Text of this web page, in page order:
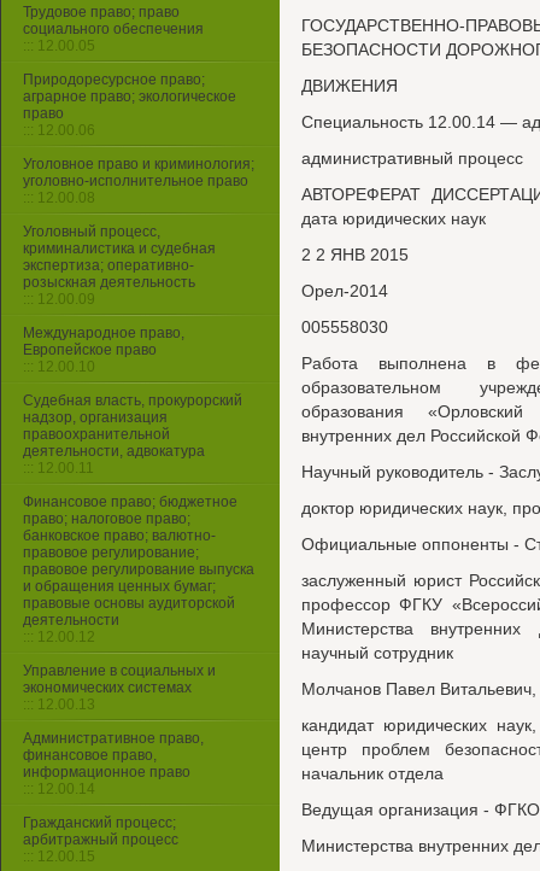
ГОСУДАРСТВЕННО-
БЕЗОПАСНОСТИ
ДВИЖЕНИЯ
Специальность 12.00.14 —
административный процесс
АВТОРЕФЕРАТ
дата юридических наук
2 2 ЯНВ 2015
Орел-2014
005558030
Работа выполнена в
образовательном
образования
внутренних дел Российской
Научный руководитель -
доктор юридических наук,
Официальные оппоненты -
заслуженный юрист
профессор ФГКУ
Министерства
научный сотрудник
Молчанов Павел Витальевич,
кандидат юридических
центр проблем
начальник отдела
Ведущая организация -
Министерства внутренних
Трудовое право; право
социального обеспечения
::: 12.00.05
Природоресурсное право;
аграрное право; экологическое
право
::: 12.00.06
Уголовное право и криминология;
уголовно-исполнительное право
::: 12.00.08
Уголовный процесс,
криминалистика и судебная
экспертиза; оперативно-
розыскная деятельность
::: 12.00.09
Международное право,
Европейское право
::: 12.00.10
Судебная власть, прокурорский
надзор, организация
правоохранительной
деятельности, адвокатура
::: 12.00.11
Финансовое право; бюджетное
право; налоговое право;
банковское право; валютно-
правовое регулирование;
правовое регулирование выпуска
и обращения ценных бумаг;
правовые основы аудиторской
деятельности
::: 12.00.12
Управление в социальных и
экономических системах
::: 12.00.13
Административное право,
финансовое право,
информационное право
::: 12.00.14
Гражданский процесс;
арбитражный процесс
::: 12.00.15